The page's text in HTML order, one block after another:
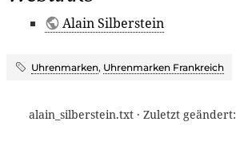
Alain Silberstein
Uhrenmarken, Uhrenmarken Frankreich
alain_silberstein.txt · Zuletzt geändert: